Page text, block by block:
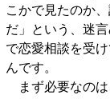
こかで見たのか
だ」という、迷
で恋愛相談を受
んです。
まず必要なの